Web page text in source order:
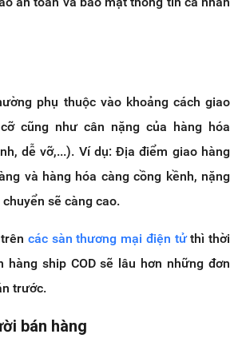
phụ thuộc vào khoảng cách giao
cũng như cân nặng của hàng hóa
dễ vỡ,...). Ví dụ: Địa điểm giao hàng
và hàng hóa càng cồng kềnh, nặng
sẽ càng cao.
các sàn thương mại điện tửthì thời
hàng ship COD sẽ lâu hơn những đơn
trước.
bán hàng